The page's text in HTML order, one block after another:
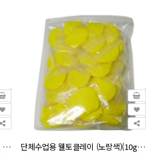
단체수업용 웰토클레이(빨강색)(10g 40개) 단체수업용 웰토클레이 (노랑색)(10g 40개)